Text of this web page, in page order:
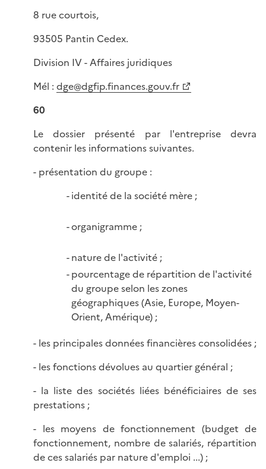
8 rue courtois,
93505 Pantin Cedex.
Division IV - Affaires juridiques
Mél : dge@dgfip.finances.gouv.fr
60
Le dossier présenté par l'entreprise devra
contenir les informations suivantes.
- présentation du groupe :
identité de la société mère ;
organigramme ;
nature de l'activité ;
pourcentage de répartition de l'activité
du groupe selon les zones
géographiques (Asie, Europe, Moyen-
Orient, Amérique) ;
- les principales données financières consolidées ;
- les fonctions dévolues au quartier général ;
- la liste des sociétés liées bénéficiaires de ses
prestations ;
- les moyens de fonctionnement (budget de
fonctionnement, nombre de salariés, répartition
de ces salariés par nature d'emploi ...) ;